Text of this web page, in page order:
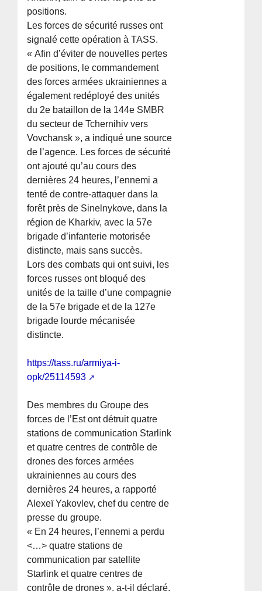
positions.
Les forces de sécurité russes ont
signalé cette opération à TASS.
« Afin d’éviter de nouvelles pertes
de positions, le commandement
des forces armées ukrainiennes a
également redéployé des unités
du 2e bataillon de la 144e SMBR
du secteur de Tchernihiv vers
Vovchansk », a indiqué une source
de l’agence. Les forces de sécurité
ont ajouté qu’au cours des
dernières 24 heures, l’ennemi a
tenté de contre-attaquer dans la
forêt près de Sinelnykove, dans la
région de Kharkiv, avec la 57e
brigade d’infanterie motorisée
distincte, mais sans succès.
Lors des combats qui ont suivi, les
forces russes ont bloqué des
unités de la taille d’une compagnie
de la 57e brigade et de la 127e
brigade lourde mécanisée
distincte.
https://tass.ru/armiya-i-
opk/25114593
Des membres du Groupe des
forces de l’Est ont détruit quatre
stations de communication Starlink
et quatre centres de contrôle de
drones des forces armées
ukrainiennes au cours des
dernières 24 heures, a rapporté
Alexeï Yakovlev, chef du centre de
presse du groupe.
« En 24 heures, l’ennemi a perdu
<…> quatre stations de
communication par satellite
Starlink et quatre centres de
contrôle de drones », a-t-il déclaré.